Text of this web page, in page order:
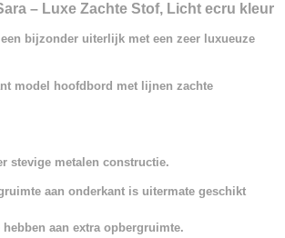
– Luxe Zachte Stof, Licht ecru kleur
bijzonder uiterlijk met een zeer luxueuze
model hoofdbord met lijnen zachte
stevige metalen constructie.
aan onderkant is uitermate geschikt
aan extra opbergruimte.